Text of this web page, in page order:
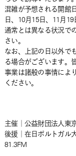
混雑が予想される開館
日、10月15日、11月19
通常とは異なる状況で
さい。
なお、上記の日以外で
る場合がございます。
事業は諸般の事情によ
ください。
主催｜公益財団法人東
後援｜在日ポルトガル
81.3FM